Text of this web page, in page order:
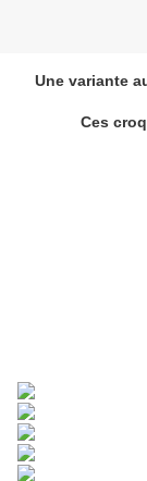
Une variante
Ces